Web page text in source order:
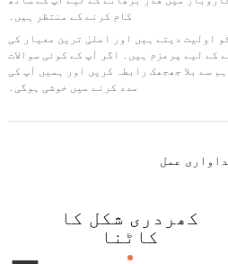
کام کرنے کے منتظر ہیں۔
اولیت دیتے ہیں اور اعلیٰ ترین معیار کی
کے لیے پرعزم ہیں۔ اگر آپ کے کوئی سوالات
سے بلا جھجھک رابطہ کریں اور ہمیں آپ کی
مدد کرنے میں خوشی ہوگی۔
عمل
کھردری شکل کا
کاٹنا